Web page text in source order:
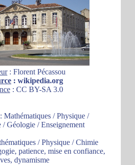
: Florent Pécassou
: wikipedia.org
: CC BY-SA 3.0
Mathématiques / Physique /
Géologie / Enseignement
/ Physique / Chimie
patience, mise en confiance,
dynamisme